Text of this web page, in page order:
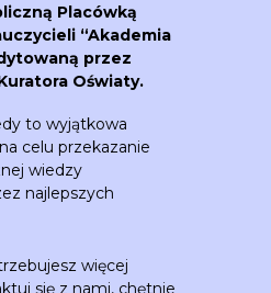
Placówką
“Akademia
przez
Oświaty.
to wyjątkowa
celu przekazanie
wiedzy
najlepszych
więcej
się z nami, chętnie